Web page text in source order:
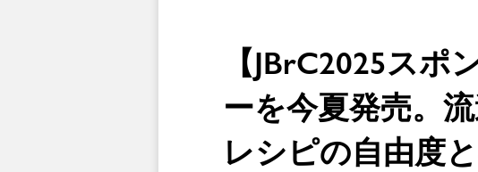
【JBrC2025ス
ーを今夏発売。
レシピの自由度